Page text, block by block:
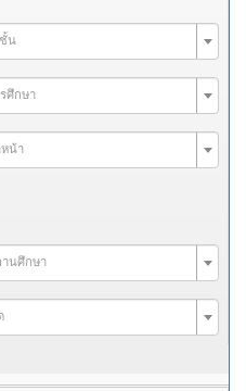
น
ศึกษา
น้า
นศึกษา